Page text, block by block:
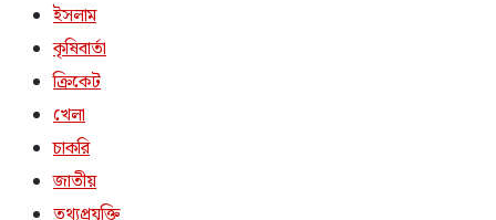
ইসলাম
কৃষিবার্তা
ক্রিকেট
খেলা
চাকরি
জাতীয়